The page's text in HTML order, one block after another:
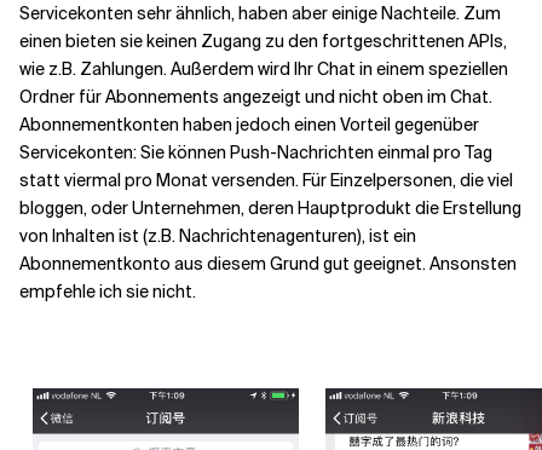
Servicekonten sehr ähnlich, haben aber einige Nachteile. Zum
einen bieten sie keinen Zugang zu den fortgeschrittenen APIs,
wie z.B. Zahlungen. Außerdem wird Ihr Chat in einem speziellen
Ordner für Abonnements angezeigt und nicht oben im Chat.
Abonnementkonten haben jedoch einen Vorteil gegenüber
Servicekonten: Sie können Push-Nachrichten einmal pro Tag
statt viermal pro Monat versenden. Für Einzelpersonen, die viel
bloggen, oder Unternehmen, deren Hauptprodukt die Erstellung
von Inhalten ist (z.B. Nachrichtenagenturen), ist ein
Abonnementkonto aus diesem Grund gut geeignet. Ansonsten
empfehle ich sie nicht.